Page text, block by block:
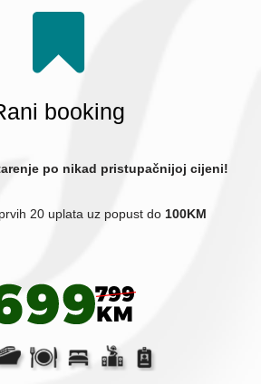
booking
po nikad pristupačnijoj cijeni!
20 uplata uz popust do100KM